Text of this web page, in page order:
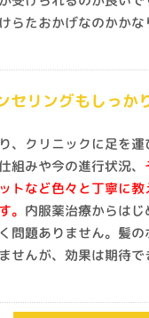
らたおかげなのかか
セリングもしっか
、クリニックに足を
組みや今の進行状況、
トなど色々と丁寧に
。 内服薬治療からは
問題ありません。髪
せんが、効果は期待